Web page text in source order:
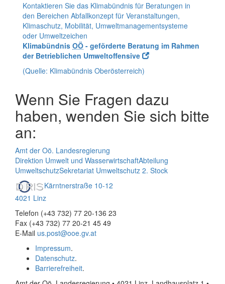
Kontaktieren Sie das Klimabündnis für Beratungen in
den Bereichen Abfallkonzept für Veranstaltungen,
Klimaschutz, Mobilität, Umweltmanagementsysteme
oder Umweltzeichen
Klimabündnis OÖ - geförderte Beratung im Rahmen
der Betrieblichen Umweltoffensive
(Quelle: Klimabündnis Oberösterreich)
Wenn Sie Fragen dazu
haben, wenden Sie sich bitte
an:
Amt der Oö. Landesregierung
Direktion Umwelt und WasserwirtschaftAbteilung
UmweltschutzSekretariat Umweltschutz 2. Stock
Kärntnerstraße 10-12
4021 Linz
Telefon (+43 732) 77 20-136 23
Fax (+43 732) 77 20-21 45 49
E-Mail us.post@ooe.gv.at
Impressum.
Datenschutz.
Barrierefreiheit.